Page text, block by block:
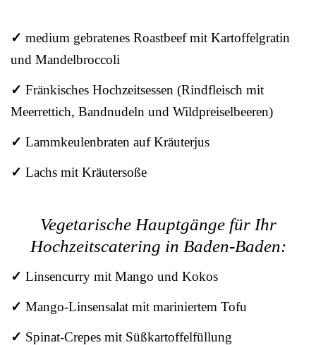
✓ medium gebratenes Roastbeef mit Kartoffelgratin
und Mandelbroccoli
✓ Fränkisches Hochzeitsessen (Rindfleisch mit
Meerrettich, Bandnudeln und Wildpreiselbeeren)
✓ Lammkeulenbraten auf Kräuterjus
✓ Lachs mit Kräutersoße
Vegetarische Hauptgänge für Ihr
Hochzeitscatering in Baden-Baden:
✓ Linsencurry mit Mango und Kokos
✓ Mango-Linsensalat mit mariniertem Tofu
✓ Spinat-Crepes mit Süßkartoffelfüllung